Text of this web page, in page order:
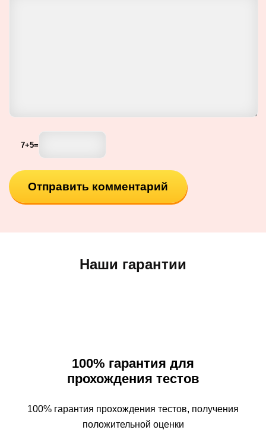
7+5=
Наши гарантии
100% гарантия для
прохождения тестов
100% гарантия прохождения тестов, получения
положительной оценки